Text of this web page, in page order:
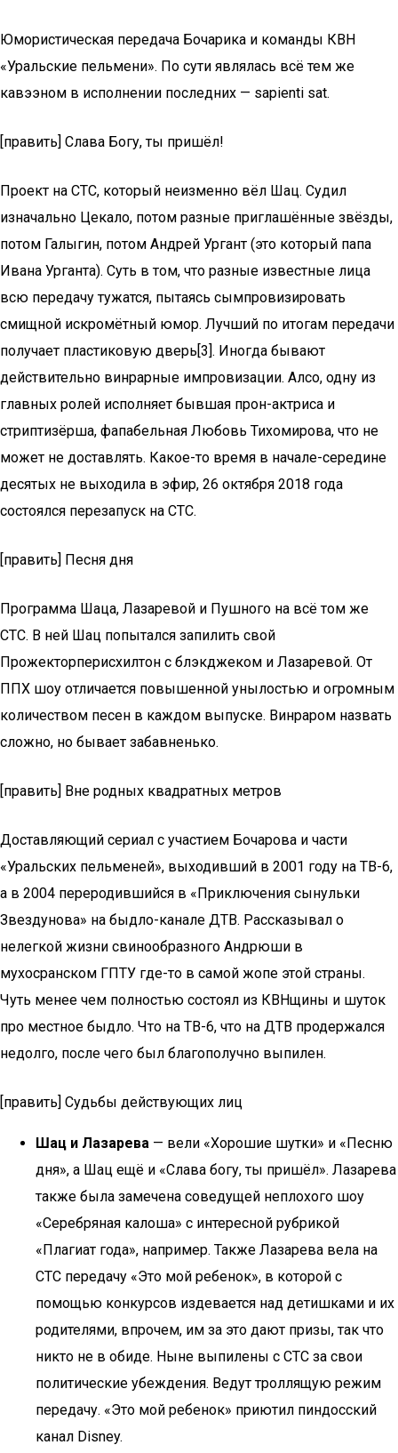
Юмористическая передача Бочарика и команды КВН
«Уральские пельмени». По сути являлась всё тем же
кавээном в исполнении последних — sapienti sat.
[править] Слава Богу, ты пришёл!
Проект на СТС, который неизменно вёл Шац. Судил
изначально Цекало, потом разные приглашённые звёзды,
потом Галыгин, потом Андрей Ургант (это который папа
Ивана Урганта). Суть в том, что разные известные лица
всю передачу тужатся, пытаясь сымпровизировать
смищной искромётный юмор. Лучший по итогам передачи
получает пластиковую дверь[3]. Иногда бывают
действительно винрарные импровизации. Алсо, одну из
главных ролей исполняет бывшая прон-актриса и
стриптизёрша, фапабельная Любовь Тихомирова, что не
может не доставлять. Какое-то время в начале-середине
десятых не выходила в эфир, 26 октября 2018 года
состоялся перезапуск на СТС.
[править] Песня дня
Программа Шаца, Лазаревой и Пушного на всё том же
СТС. В ней Шац попытался запилить свой
Прожекторперисхилтон с блэкджеком и Лазаревой. От
ППХ шоу отличается повышенной унылостью и огромным
количеством песен в каждом выпуске. Винраром назвать
сложно, но бывает забавненько.
[править] Вне родных квадратных метров
Доставляющий сериал с участием Бочарова и части
«Уральских пельменей», выходивший в 2001 году на ТВ-6,
а в 2004 переродившийся в «Приключения сынульки
Звездунова» на быдло-канале ДТВ. Рассказывал о
нелегкой жизни свинообразного Андрюши в
мухосранском ГПТУ где-то в самой жопе этой страны.
Чуть менее чем полностью состоял из КВНщины и шуток
про местное быдло. Что на ТВ-6, что на ДТВ продержался
недолго, после чего был благополучно выпилен.
[править] Судьбы действующих лиц
Шац и Лазарева — вели «Хорошие шутки» и «Песню
дня», а Шац ещё и «Слава богу, ты пришёл». Лазарева
также была замечена соведущей неплохого шоу
«Серебряная калоша» с интересной рубрикой
«Плагиат года», например. Также Лазарева вела на
СТС передачу «Это мой ребенок», в которой с
помощью конкурсов издевается над детишками и их
родителями, впрочем, им за это дают призы, так что
никто не в обиде. Ныне выпилены с СТС за свои
политические убеждения. Ведут троллящую режим
передачу. «Это мой ребенок» приютил пиндосский
канал Disney.